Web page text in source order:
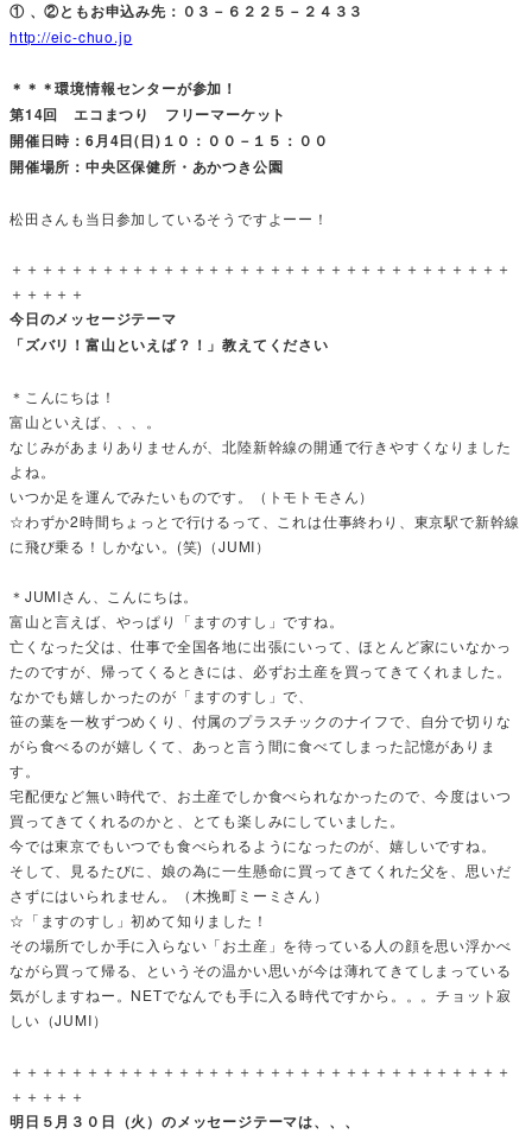
① 、②ともお申込み先：０３－６２２５－２４３３
http://eic-chuo.jp
＊＊＊環境情報センターが参加！
第14回 エコまつり フリーマーケット
開催日時：6月4日(日)１０：００－１５：００
開催場所：中央区保健所・あかつき公園
松田さんも当日参加しているそうですよーー！
＋＋＋＋＋＋＋＋＋＋＋＋＋＋＋＋＋＋＋＋＋＋＋＋＋＋＋＋＋＋＋＋＋
＋＋＋＋＋
今日のメッセージテーマ
「ズバリ！富山といえば？！」教えてください
＊こんにちは！
富山といえば、、、。
なじみがあまりありませんが、北陸新幹線の開通で行きやすくなりました
よね。
いつか足を運んでみたいものです。（トモトモさん）
☆わずか2時間ちょっとで行けるって、これは仕事終わり、東京駅で新幹線
に飛び乗る！しかない。(笑)（JUMI）
＊JUMIさん、こんにちは。
富山と言えば、やっぱり「ますのすし」ですね。
亡くなった父は、仕事で全国各地に出張にいって、ほとんど家にいなかっ
たのですが、帰ってくるときには、必ずお土産を買ってきてくれました。
なかでも嬉しかったのが「ますのすし」で、
笹の葉を一枚ずつめくり、付属のプラスチックのナイフで、自分で切りな
がら食べるのが嬉しくて、あっと言う間に食べてしまった記憶がありま
す。
宅配便など無い時代で、お土産でしか食べられなかったので、今度はいつ
買ってきてくれるのかと、とても楽しみにしていました。
今では東京でもいつでも食べられるようになったのが、嬉しいですね。
そして、見るたびに、娘の為に一生懸命に買ってきてくれた父を、思いだ
さずにはいられません。（木挽町ミーミさん）
☆「ますのすし」初めて知りました！
その場所でしか手に入らない「お土産」を待っている人の顔を思い浮かべ
ながら買って帰る、というその温かい思いが今は薄れてきてしまっている
気がしますねー。NETでなんでも手に入る時代ですから。。。チョット寂
しい（JUMI）
＋＋＋＋＋＋＋＋＋＋＋＋＋＋＋＋＋＋＋＋＋＋＋＋＋＋＋＋＋＋＋＋＋
＋＋＋＋＋
明日５月３０日（火）のメッセージテーマは、、、